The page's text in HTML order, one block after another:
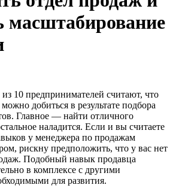
масштабирование
10 предпринимателей считают, что
добиться в результате подбора
Главное — найти отличного
наладится. Если и вы считаете
у менеджера по продажам
рискну предположить, что у вас нет
Подобный навык продавца
в комплексе с другими
для развития.